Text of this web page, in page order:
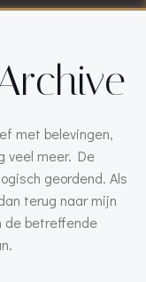
met belevingen,
veel meer. De
geordend. Als
terug naar mijn
de betreffende